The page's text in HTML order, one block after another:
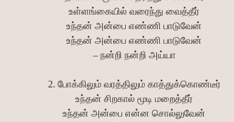
உள்ளங்கையில் வரைந்து வைத்தீர்
உந்தன் அன்பை எண்ணி பாடுவேன்
உந்தன் அன்பை எண்ணி பாடுவேன்
– நன்றி நன்றி அய்யா
2. போக்கிலும் வரத்திலும் காத்துக்கொண்டீர்
உந்தன் சிறகால் மூடி மறைத்தீர்
உந்தன் அன்பை என்ன சொல்லுவேன்